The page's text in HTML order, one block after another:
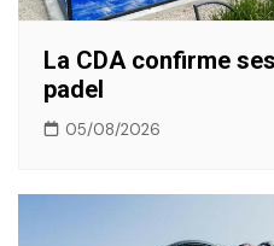
La CDA confirme
padel
05/08/2026